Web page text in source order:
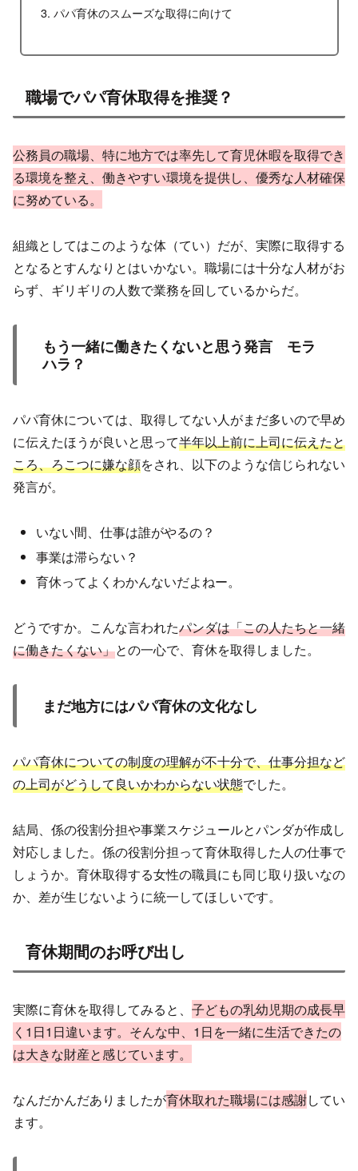
パパ育休のスムーズな取得に向けて
職場でパパ育休取得を推奨？
公務員の職場、特に地方では率先して育児休暇を取得でき
る環境を整え、働きやすい環境を提供し、優秀な人材確保
に努めている。
組織としてはこのような体（てい）だが、実際に取得する
となるとすんなりとはいかない。職場には十分な人材がお
らず、ギリギリの人数で業務を回しているからだ。
もう一緒に働きたくないと思う発言 モラ
ハラ？
パパ育休については、取得してない人がまだ多いので早め
に伝えたほうが良いと思って半年以上前に上司に伝えたと
ころ、ろこつに嫌な顔をされ、以下のような信じられない
発言が。
いない間、仕事は誰がやるの？
事業は滞らない？
育休ってよくわかんないだよねー。
どうですか。こんな言われたパンダは「この人たちと一緒
に働きたくない」との一心で、育休を取得しました。
まだ地方にはパパ育休の文化なし
パパ育休についての制度の理解が不十分で、仕事分担など
の上司がどうして良いかわからない状態でした。
結局、係の役割分担や事業スケジュールとパンダが作成し
対応しました。係の役割分担って育休取得した人の仕事で
しょうか。育休取得する女性の職員にも同じ取り扱いなの
か、差が生じないように統一してほしいです。
育休期間のお呼び出し
実際に育休を取得してみると、 子どもの乳幼児期の成長早
く1日1日違います。そんな中、1日を一緒に生活できたの
は大きな財産と感じています。
なんだかんだありましたが育休取れた職場には感謝してい
ます。